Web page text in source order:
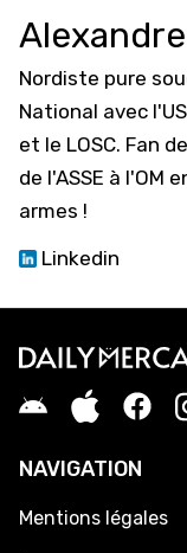
Nordiste pure
National avec
et le LOSC. Fan
de l'ASSE à l'OM
armes !
Linkedin
NAVIGATION
Mentions légales